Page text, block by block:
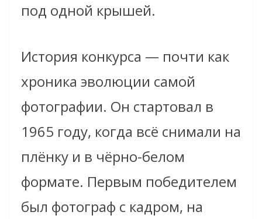
под одной крышей.
История конкурса — почти как
хроника эволюции самой
фотографии. Он стартовал в
1965 году, когда всё снимали на
плёнку и в чёрно-белом
формате. Первым победителем
был фотограф с кадром, на